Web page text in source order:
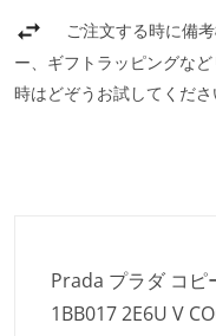
ご注文する時に備
ー、ギフトラッピングな
時はどぞうお試してくださ
Prada プラダ コピ
1BB017 2E6U V